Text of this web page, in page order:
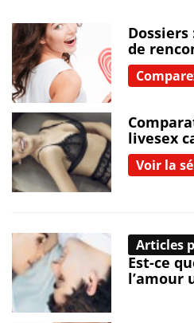
de
livesex
Voir la
Articles
Est-ce
l’amour